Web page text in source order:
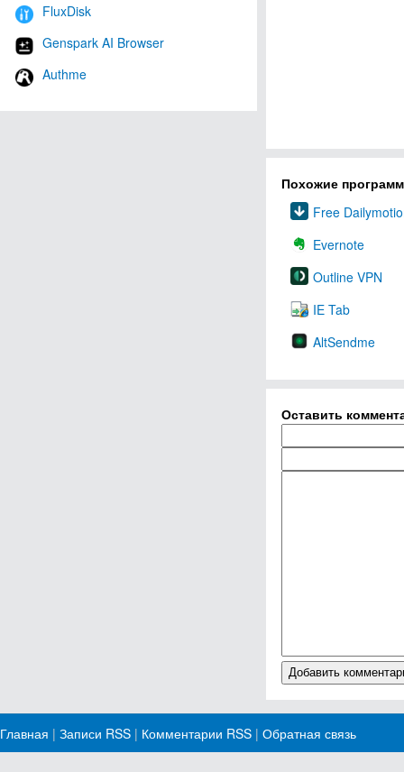
FluxDisk
Genspark AI Browser
Authme
Похожие
Free
Evernote
Outline VPN
IE Tab
AltSendme
Оставить
Главная | Записи RSS | Комментарии RSS | Обратная связь